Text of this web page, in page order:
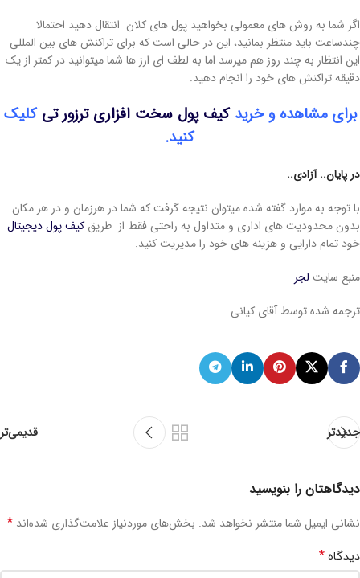
اگر شما به روش های معمولی بخواهید پول های کلان انتقال دهید احتمالا
چندساعت باید منتظر بمانید، این در حالی است که برای تراکنش های بین المللی
این انتظار به چند روز هم میرسد اما به لطف ای ارز ها شما میتوانید در کمتر از یک
دقیقه تراکنش های خود را انجام دهید.
برای مشاهده و خریدکیف پول سخت افزاری ترزور تی کلیک
کنید.
در پایان.. آزادی..
با توجه به موارد گفته شده میتوان نتیجه گرفت که شما در هرزمان و در هر مکان
بدون محدودیت های اداری و متداول به راحتی فقط از طریق کیفپولدیجیتال
خود تمام دارایی و هزینه های خود را مدیریت کنید.
منبع سایت لجر
ترجمه شده توسط آقای کیانی
جدیدتر قدیمی‌تر
دیدگاهتان را بنویسید
نشانی ایمیل شما منتشر نخواهد شد. بخش‌های موردنیاز علامت‌گذاری شده‌اند *
دیدگاه *